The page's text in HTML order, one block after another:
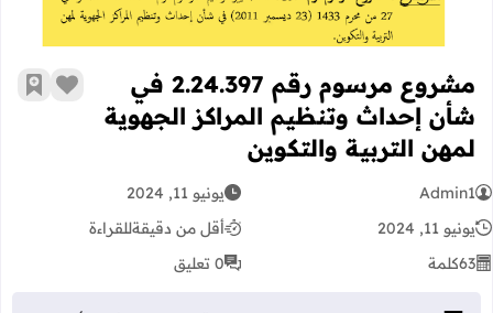
مشروع مرسوم رقم 2.24.397 في
شأن إحداث وتنظيم المراكز الجهوية
لمهن التربية والتكوين
زر أضف
Admin1
يونيو 11, 2024
يونيو 11, 2024
أقل من دقيقةللقراءة
63كلمة 0 تعليق